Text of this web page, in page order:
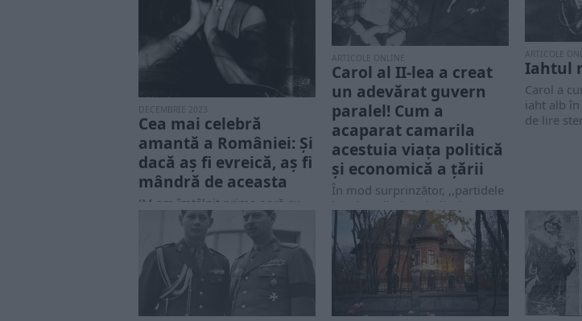
DECEMBRIE 2023
Cea mai celebră
amantă a României: Și
dacă aș fi evreică, aș fi
mândră de aceasta
!M-am îmtâlnit prima oară cu
Prințul Carol în casa
administratorului de la una din
moșiile Regelui...
ARTICOLE ONLINE
Carol al II-lea a creat
un adevărat guvern
paralel! Cum a
acaparat camarila
acestuia viața politică
și economică a țării
În mod surprinzător, ,,partidele
istorice” din interbelicul
românesc nu aveau un limbaj
cu mult diferit de...
ARTICOLE
Iahtul
Carol a
iaht alb
de lire